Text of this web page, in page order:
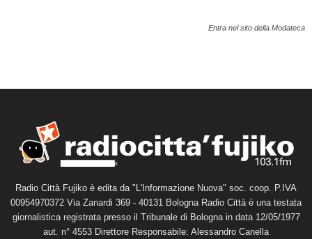
Entra nel sito della Modateca
Radio Città Fujiko è edita da "L'Informazione Nuova" soc. coop. P.IVA
00954970372 Via Zanardi 369 - 40131 Bologna Radio Città è una testata
giornalistica registrata presso il Tribunale di Bologna in data 12/05/1977
aut. n° 4553 Direttore Responsabile: Alessandro Canella